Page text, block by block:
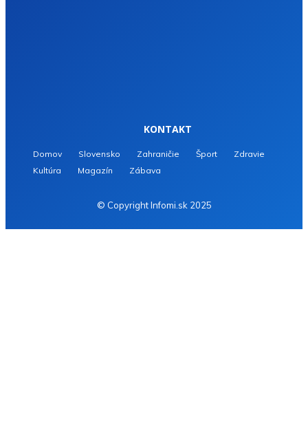
KONTAKT
Domov Slovensko Zahraničie Šport
Zdravie
Kultúra
Magazín Zábava
© Copyright Infomi.sk 2025